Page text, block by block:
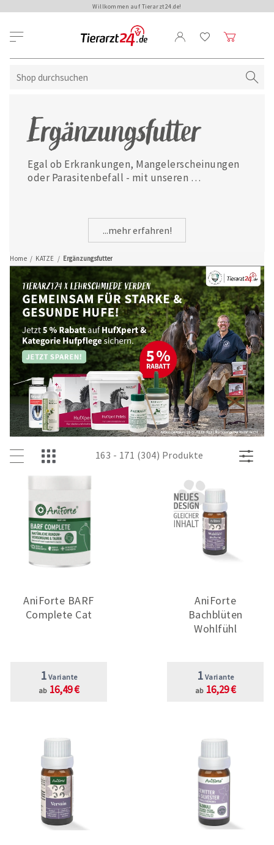
Willkommen auf Tierarzt24.de!
Home / KATZE / Ergänzungsfutter
Ergänzungsfutter
Egal ob Erkrankungen, Mangelerscheinungen
oder Parasitenbefall - mit unseren
...mehr erfahren!
163 - 171 (304) Produkte
AniForte BARF
Complete Cat
1 Variante
ab 16,49 €
AniForte
Bachblüten
Wohlfühl
1 Variante
ab 16,29 €